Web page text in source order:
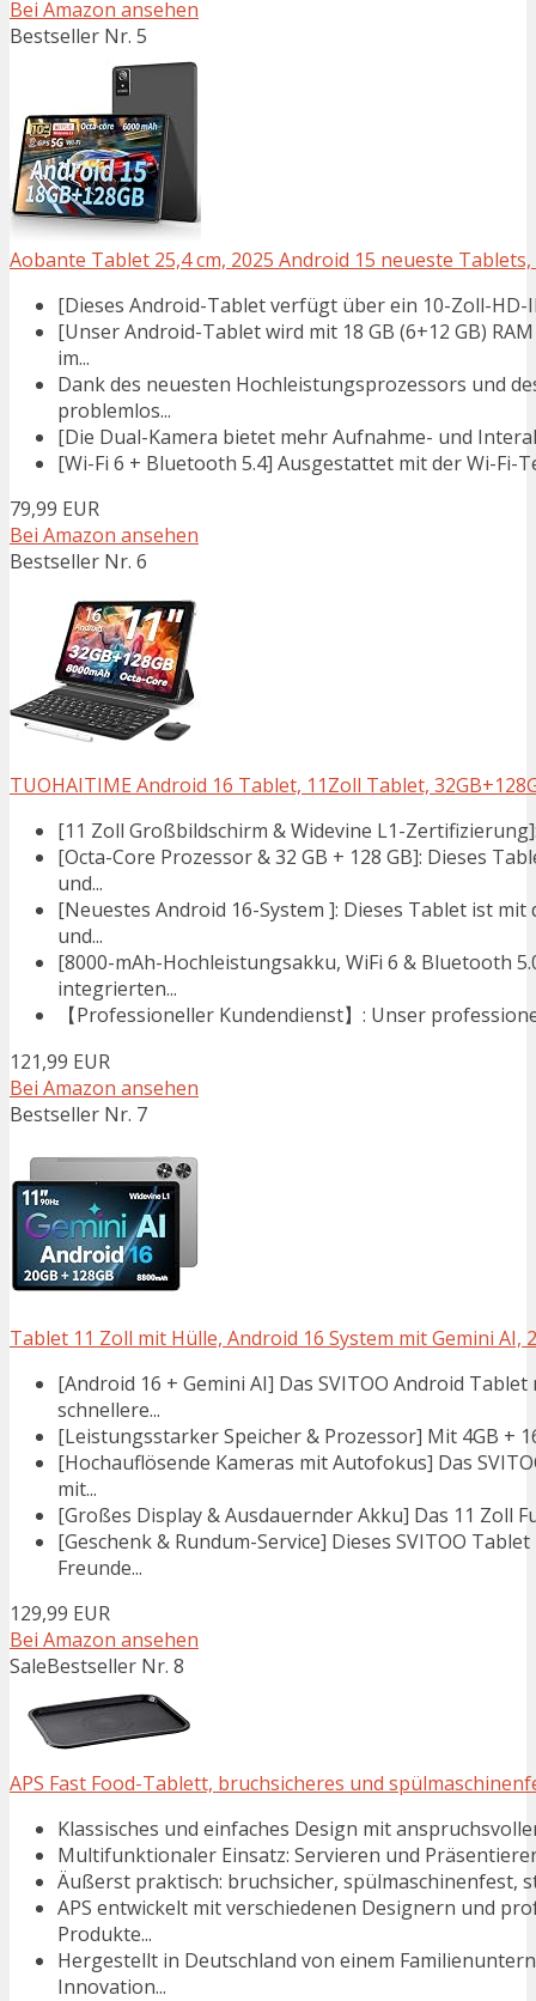
Bei Amazon ansehen
Bestseller Nr. 5
Aobante Tablet 25,4 cm, 2025 Android 15 neueste
[Dieses Android-Tablet verfügt über ein 10-Zoll-HD-
[Unser Android-Tablet wird mit 18 GB (6+12 GB)
im...
Dank des neuesten Hochleistungsprozessors und
problemlos...
[Die Dual-Kamera bietet mehr Aufnahme- und
[Wi-Fi 6 + Bluetooth 5.4] Ausgestattet mit der Wi-Fi-
79,99 EUR
Bei Amazon ansehen
Bestseller Nr. 6
TUOHAITIME Android 16 Tablet, 11Zoll Tablet,
[11 Zoll Großbildschirm & Widevine L1-
[Octa-Core Prozessor & 32 GB + 128 GB]: Dieses
und...
[Neuestes Android 16-System ]: Dieses Tablet ist
und...
[8000-mAh-Hochleistungsakku, WiFi 6 & Bluetooth
integrierten...
【Professioneller Kundendienst】: Unser
121,99 EUR
Bei Amazon ansehen
Bestseller Nr. 7
Tablet 11 Zoll mit Hülle, Android 16 System mit Gemini AI,
[Android 16 + Gemini AI] Das SVITOO Android
schnellere...
[Leistungsstarker Speicher & Prozessor] Mit 4GB +
[Hochauflösende Kameras mit Autofokus] Das
mit...
[Großes Display & Ausdauernder Akku] Das 11 Zoll
[Geschenk & Rundum-Service] Dieses SVITOO
Freunde...
129,99 EUR
Bei Amazon ansehen
SaleBestseller Nr. 8
APS Fast Food-Tablett, bruchsicheres und
Klassisches und einfaches Design mit
Multifunktionaler Einsatz: Servieren und
Äußerst praktisch: bruchsicher, spülmaschinenfest,
APS entwickelt mit verschiedenen Designern und
Produkte...
Hergestellt in Deutschland von einem
Innovation...